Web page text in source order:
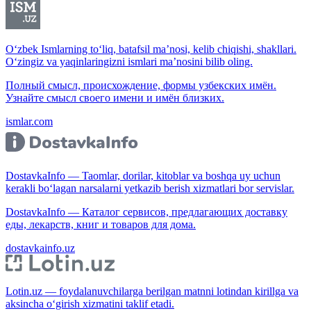
O‘zbek Ismlarning to‘liq, batafsil ma’nosi, kelib chiqishi, shakllari.
O‘zingiz va yaqinlaringizni ismlari ma’nosini bilib oling.
Полный смысл, происхождение, формы узбекских имён.
Узнайте смысл своего имени и имён близких.
ismlar.com
DostavkaInfo — Taomlar, dorilar, kitoblar va boshqa uy uchun
kerakli bo‘lagan narsalarni yetkazib berish xizmatlari bor servislar.
DostavkaInfo — Каталог сервисов, предлагающих доставку
еды, лекарств, книг и товаров для дома.
dostavkainfo.uz
Lotin.uz — foydalanuvchilarga berilgan matnni lotindan kirillga va
aksincha o‘girish xizmatini taklif etadi.